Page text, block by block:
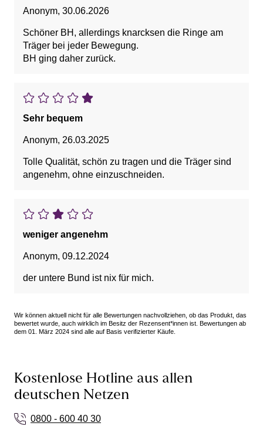
Anonym, 30.06.2026
Schöner BH, allerdings knarcksen die Ringe am
Träger bei jeder Bewegung.
BH ging daher zurück.
Sehr bequem
Anonym, 26.03.2025
Tolle Qualität, schön zu tragen und die Träger sind
angenehm, ohne einzuschneiden.
weniger angenehm
Anonym, 09.12.2024
der untere Bund ist nix für mich.
Wir können aktuell nicht für alle Bewertungen nachvollziehen, ob das Produkt, das
bewertet wurde, auch wirklich im Besitz der Rezensent*innen ist. Bewertungen ab
dem 01. März 2024 sind alle auf Basis verifizierter Käufe.
Kostenlose Hotline aus allen
deutschen Netzen
0800 - 600 40 30